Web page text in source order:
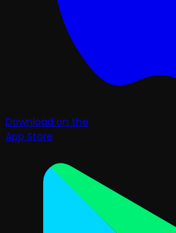
Download on the
App Store